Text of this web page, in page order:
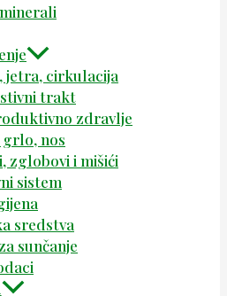
jetra, cirkulacija
trakt
zdravlje
grlo, nos
zglobovi i mišići
sistem
sredstva
sunčanje